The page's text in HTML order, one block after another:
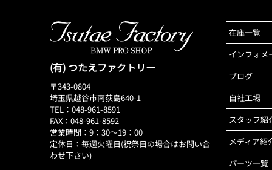
(有) つたえファクトリー
〒343-0804
埼玉県越谷市南荻島640-1
TEL：048-961-8591
FAX：048-961-8592
営業時間：9：30～19：00
定休日：毎週火曜日(祝祭日の場合はお問い合
わせ下さい)
在庫一覧
インフォメ
ブログ
自社工場
スタッフ紹
メディア紹
パーツ一覧